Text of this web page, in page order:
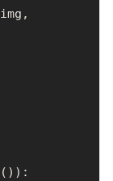
img ,
()):